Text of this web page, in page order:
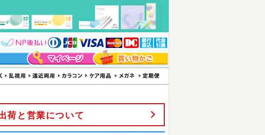
荷と営業について